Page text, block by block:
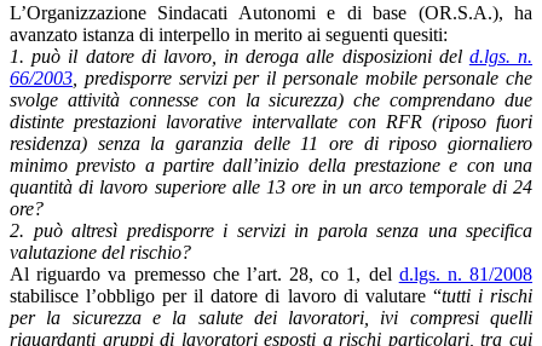
L’Organizzazione Sindacati Autonomi e di base (OR.S.A.), ha
avanzato istanza di interpello in merito ai seguenti quesiti:
1. può il datore di lavoro, in deroga alle disposizioni del d.lgs. n.
66/2003 , predisporre servizi per il personale mobile personale che
svolge attività connesse con la sicurezza) che comprendano due
distinte prestazioni lavorative intervallate con RFR (riposo fuori
residenza) senza la garanzia delle 11 ore di riposo giornaliero
minimo previsto a partire dall’inizio della prestazione e con una
quantità di lavoro superiore alle 13 ore in un arco temporale di 24
ore?
2. può altresì predisporre i servizi in parola senza una specifica
valutazione del rischio?
Al riguardo va premesso che l’art. 28, co 1, del d.lgs. n. 81/2008
stabilisce l’obbligo per il datore di lavoro di valutare “tutti i rischi
per la sicurezza e la salute dei lavoratori, ivi compresi quelli
riguardanti gruppi di lavoratori esposti a rischi particolari, tra cui